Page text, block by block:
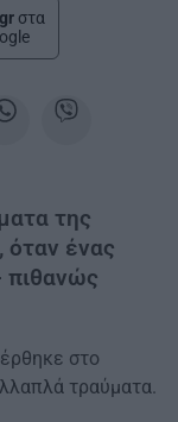
στα
της
όταν ένας
πιθανώς
στο
τραύματα.